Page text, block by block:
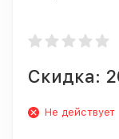
Скидка:
Не действует